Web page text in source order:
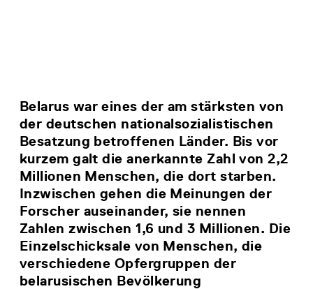
Belarus war eines der am stärksten von
der deutschen nationalsozialistischen
Besatzung betroffenen Länder. Bis vor
kurzem galt die anerkannte Zahl von 2,2
Millionen Menschen, die dort starben.
Inzwischen gehen die Meinungen der
Forscher auseinander, sie nennen
Zahlen zwischen 1,6 und 3 Millionen. Die
Einzelschicksale von Menschen, die
verschiedene Opfergruppen der
belarusischen Bevölkerung